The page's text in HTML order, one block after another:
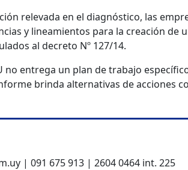
relevada en el diagnóstico, las
y lineamientos para la creación de
al decreto Nº 127/14.
no entrega un plan de trabajo
brinda alternativas de acciones
| 091 675 913 | 2604 0464 int. 225